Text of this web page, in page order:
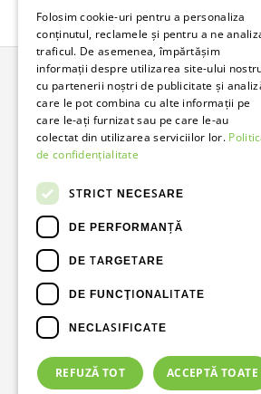
Înapoi în sus
Bunzl Romania
Soluții complete pentru afacerea ta.
FacebookLinkedIn
Link-uri utile
Newsletter
Folosim cookie-uri pentru a personaliza
conținutul, reclamele și pentru a ne
traficul. De asemenea, împărtășim
informații despre utilizarea site-ului
cu partenerii noștri de publicitate și
care le pot combina cu alte informații pe
care le-ați furnizat sau pe care le-au
colectat din utilizarea serviciilor lor.
de confidențialitate
STRICT NECESARE
DE PERFORMANȚĂ
DE TARGETARE
DE FUNCŢIONALITATE
NECLASIFICATE
ACCEPTĂ TOATE
REFUZĂ TOT